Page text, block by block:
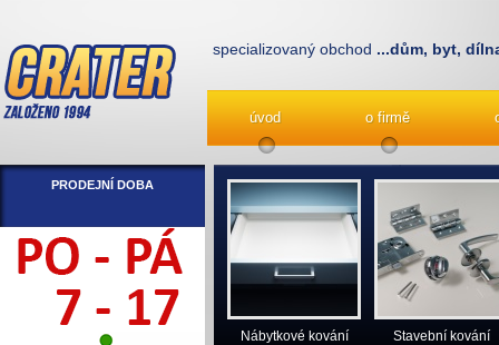
úvod o firmě
specializovaný obchod ...dům, byt,
PRODEJNÍ DOBA
Nábytkové kování Stavební kování